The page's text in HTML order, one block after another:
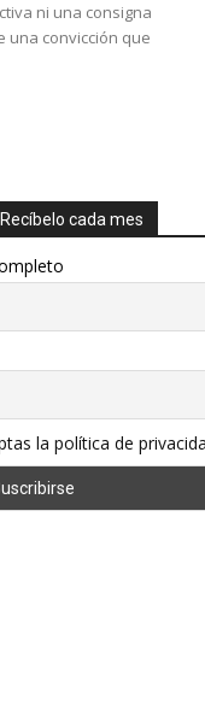
ni una consigna
una convicción que
cada mes
la política de